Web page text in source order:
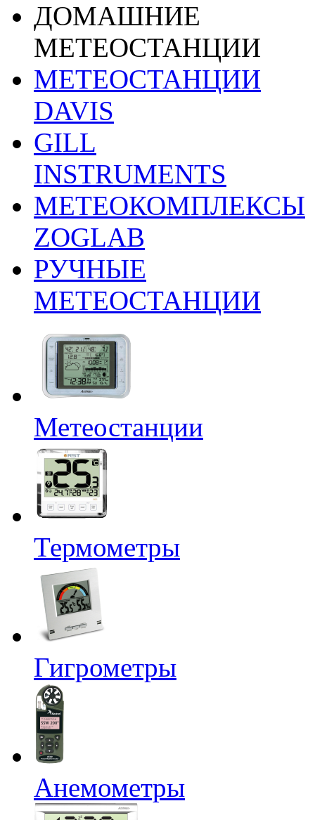
ДОМАШНИЕ
МЕТЕОСТАНЦИИ
МЕТЕОСТАНЦИИ
DAVIS
GILL
INSTRUMENTS
МЕТЕОКОМПЛЕКСЫ
ZOGLAB
РУЧНЫЕ
МЕТЕОСТАНЦИИ
Метеостанции
Термометры
Гигрометры
Анемометры